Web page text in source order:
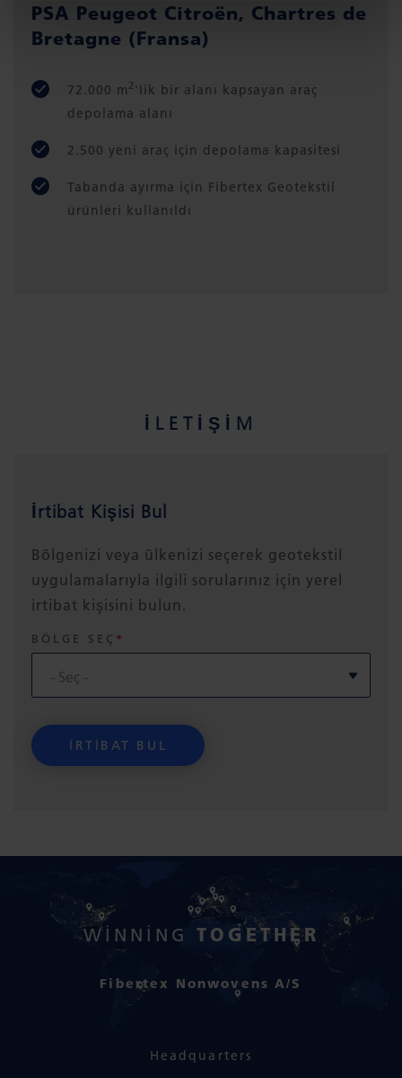
PSA Peugeot Citroën, Chartres de
Bretagne (Fransa)
72.000 m 2 'lik bir alanı kapsayan araç
depolama alanı
2.500 yeni araç için depolama kapasitesi
Tabanda ayırma için Fibertex Geotekstil
ürünleri kullanıldı
İLETIŞIM
İrtibat Kişisi Bul
Bölgenizi veya ülkenizi seçerek geotekstil
uygulamalarıyla ilgili sorularınız için yerel
irtibat kişisini bulun.
BÖLGE SEÇ
WINNING TOGETHER
Fibertex Nonwovens A/S
Headquarters